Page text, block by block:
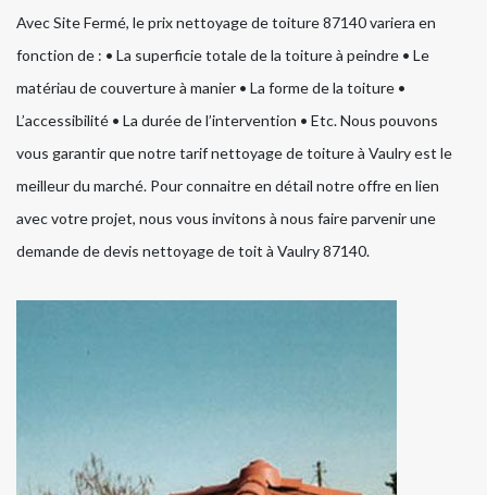
Avec Site Fermé, le prix nettoyage de toiture 87140 variera en
fonction de : • La superficie totale de la toiture à peindre • Le
matériau de couverture à manier • La forme de la toiture •
L’accessibilité • La durée de l’intervention • Etc. Nous pouvons
vous garantir que notre tarif nettoyage de toiture à Vaulry est le
meilleur du marché. Pour connaitre en détail notre offre en lien
avec votre projet, nous vous invitons à nous faire parvenir une
demande de devis nettoyage de toit à Vaulry 87140.